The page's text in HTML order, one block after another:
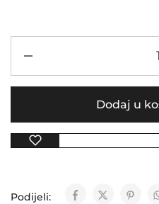
Dodaj u
Podijeli: